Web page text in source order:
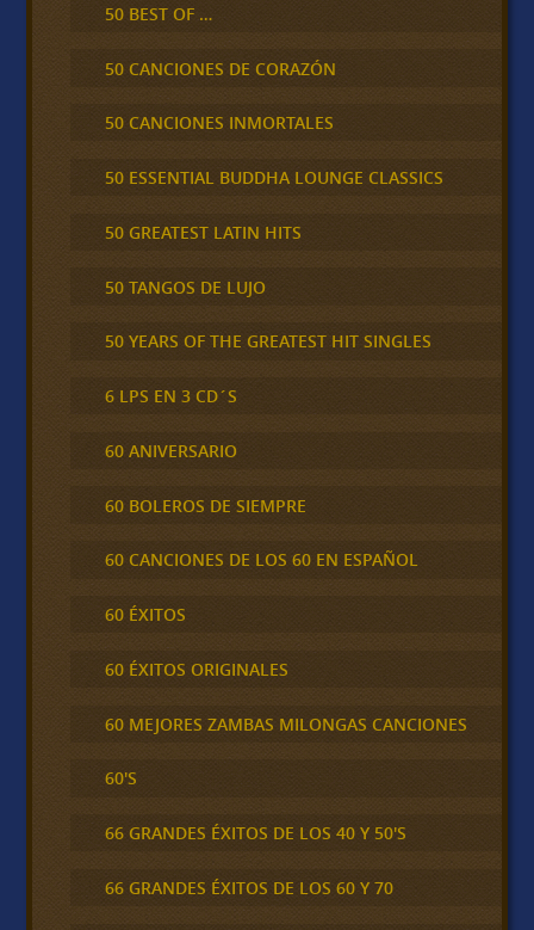
50 BEST OF …
50 CANCIONES DE CORAZÓN
50 CANCIONES INMORTALES
50 ESSENTIAL BUDDHA LOUNGE CLASSICS
50 GREATEST LATIN HITS
50 TANGOS DE LUJO
50 YEARS OF THE GREATEST HIT SINGLES
6 LPS EN 3 CD´S
60 ANIVERSARIO
60 BOLEROS DE SIEMPRE
60 CANCIONES DE LOS 60 EN ESPAÑOL
60 ÉXITOS
60 ÉXITOS ORIGINALES
60 MEJORES ZAMBAS MILONGAS CANCIONES
60'S
66 GRANDES ÉXITOS DE LOS 40 Y 50'S
66 GRANDES ÉXITOS DE LOS 60 Y 70